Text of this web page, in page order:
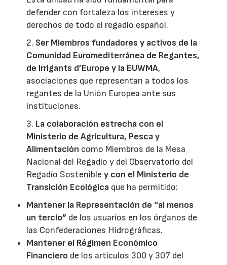
defender con fortaleza los intereses y
derechos de todo el regadío español.
2. Ser Miembros fundadores y activos de la
Comunidad Euromediterránea de Regantes,
de Irrigants d’Europe y la EUWMA,
asociaciones que representan a todos los
regantes de la Unión Europea ante sus
instituciones.
3. La colaboración estrecha con el
Ministerio de Agricultura, Pesca y
Alimentación como Miembros de la Mesa
Nacional del Regadío y del Observatorio del
Regadío Sostenibley con el Ministerio de
Transición Ecológica que ha permitido:
Mantener la Representación de “al menos
un tercio” de los usuarios en los órganos de
las Confederaciones Hidrográficas.
Mantener el Régimen Económico
Financiero de los artículos 300 y 307 del